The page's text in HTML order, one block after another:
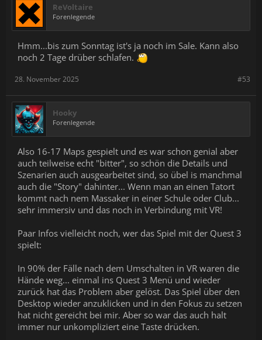
ReVoltaire
Forenlegende
Hmm...bis zum Sonntag ist's ja noch im Sale. Kann also
noch 2 Tage drüber schlafen.
#53
28. November 2025
Hooky
Forenlegende
Also 16-17 Maps gespielt und es war schon genial aber
auch teilweise echt "bitter", so schön die Details und
Szenarien auch ausgearbeitet sind, so übel is manchmal
auch die "Story" dahinter... Wenn man an einen Tatort
kommt nach nem Massaker in einer Schule oder Club...
sehr immersiv und das noch in Verbindung mit VR!
Paar Infos vielleicht noch, wer das Spiel mit der Quest 3
spielt:
In 90% der Fälle nach dem Umschalten in VR waren die
Hände weg... einmal ins Quest 3 Menü und wieder
zurück hat das Problem aber gelöst. Das Spiel über den
Desktop wieder anzuklicken und in den Fokus zu setzen
hat nicht gereicht bei mir. Aber so war das auch halt
immer nur unkompliziert eine Taste drücken.